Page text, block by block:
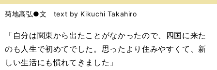
バ
菊地高弘●文 text by Kikuchi Takahiro
「自分は関東から出たことがなかったので、四国に来た
のも人生で初めてでした。思ったより住みやすくて、新
しい生活にも慣れてきました」